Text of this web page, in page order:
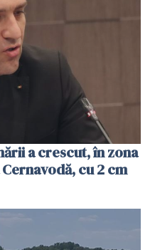
a crescut, în zona
cu 2 cm